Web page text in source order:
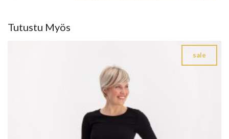
Tutustu Myös
sale